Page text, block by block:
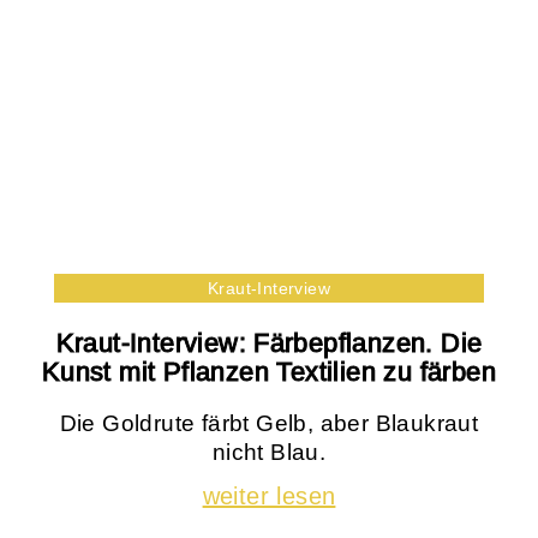
Kraut-Interview
Kraut-Interview: Färbepflanzen. Die
Kunst mit Pflanzen Textilien zu färben
Die Goldrute färbt Gelb, aber Blaukraut
nicht Blau.
weiter lesen